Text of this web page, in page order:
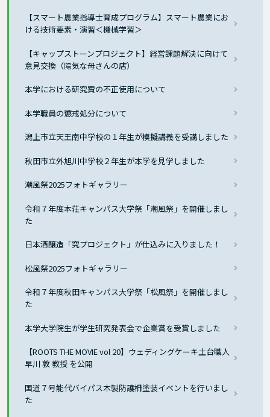
【スマート農業指導士育成プログラム】スマート農業にお
ける技術要素・演習＜機械学習＞
【キャップストーンプロジェクト】経営課題解決に向けて
意見交換（陽気な母さんの店）
本学における研究費の不正使用について
本学職員の懲戒処分について
潟上市立天王南中学校の１年生が模擬講義を受講しました
秋田市立外旭川中学校２年生が本学を見学しました
潮風祭2025フォトギャラリー
令和７年度本荘キャンパス大学祭「潮風祭」を開催しまし
た
日本酒醸造「究プロジェクト」が仕込みに入りました！
松風祭2025フォトギャラリー
令和７年度秋田キャンパス大学祭「松風祭」を開催しまし
た
本学大学院生が学生研究発表会で企業賞を受賞しました
【ROOTS THE MOVIE vol 20】ウェディングケーキ土台職人
早川 敦 教授 を公開
国道７号能代バイパス木製防護柵塗装イベントを行いまし
た